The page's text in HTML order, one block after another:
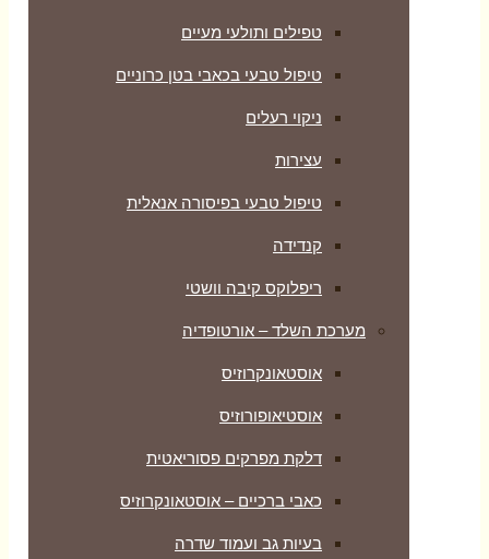
טפילים ותולעי מעיים
טיפול טבעי בכאבי בטן כרוניים
ניקוי רעלים
עצירות
טיפול טבעי בפיסורה אנאלית
קנדידה
ריפלוקס קיבה וושטי
מערכת השלד – אורטופדיה
אוסטאונקרוזיס
אוסטיאופורוזיס
דלקת מפרקים פסוריאטית
כאבי ברכיים – אוסטאונקרוזיס
בעיות גב ועמוד שדרה